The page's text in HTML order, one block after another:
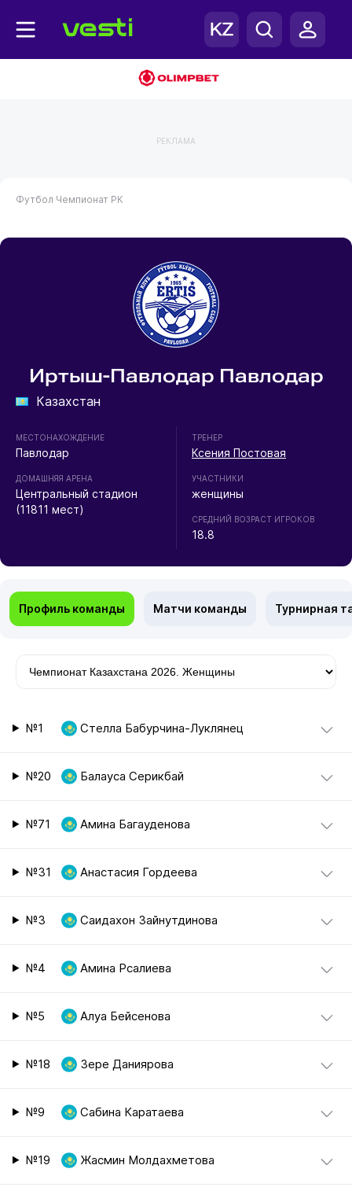
РЕКЛАМА
Футбол Чемпионат РК
Иртыш-Павлодар Павлодар
Казахстан
МЕСТОНАХОЖДЕНИЕ
Павлодар
ДОМАШНЯЯ АРЕНА
Центральный стадион
(11811 мест)
ТРЕНЕР
Ксения Постовая
УЧАСТНИКИ
женщины
СРЕДНИЙ ВОЗРАСТ ИГРОКОВ
18.8
Профиль команды Матчи команды Турнирная
№1 Стелла Бабурчина-Луклянец
№20 Балауса Серикбай
№71 Амина Багауденова
№31 Анастасия Гордеева
№3 Саидахон Зайнутдинова
№4 Амина Рсалиева
№5 Алуа Бейсенова
№18 Зере Даниярова
№9 Сабина Каратаева
№19 Жасмин Молдахметова